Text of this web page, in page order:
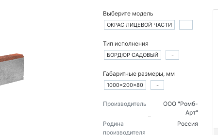
Выберите модель
ОКРАС ЛИЦЕВОЙ ЧАСТИ -
Тип исполнения
БОРДЮР САДОВЫЙ -
Габаритные размеры, мм
1000×200×80 -
Производитель
ООО "Ромб-
Арт"
Родина
производителя
Россия